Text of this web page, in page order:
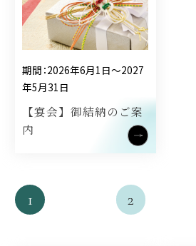
期間：2026年6月1日～2027
年5月31日
【宴会】御結納のご案
内
1 2